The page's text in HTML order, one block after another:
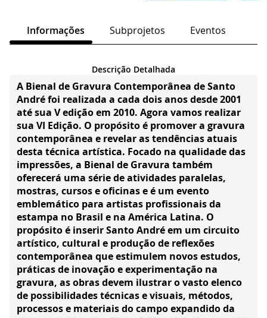
Informações Subprojetos Eventos
Descrição Detalhada
A Bienal de Gravura Contemporânea de Santo
André foi realizada a cada dois anos desde 2001
até sua V edição em 2010. Agora vamos realizar
sua VI Edição. O propósito é promover a gravura
contemporânea e revelar as tendências atuais
desta técnica artística. Focado na qualidade das
impressões, a Bienal de Gravura também
oferecerá uma série de atividades paralelas,
mostras, cursos e oficinas e é um evento
emblemático para artistas profissionais da
estampa no Brasil e na América Latina. O
propósito é inserir Santo André em um circuito
artístico, cultural e produção de reflexões
contemporânea que estimulem novos estudos,
práticas de inovação e experimentação na
gravura, as obras devem ilustrar o vasto elenco
de possibilidades técnicas e visuais, métodos,
processos e materiais do campo expandido da